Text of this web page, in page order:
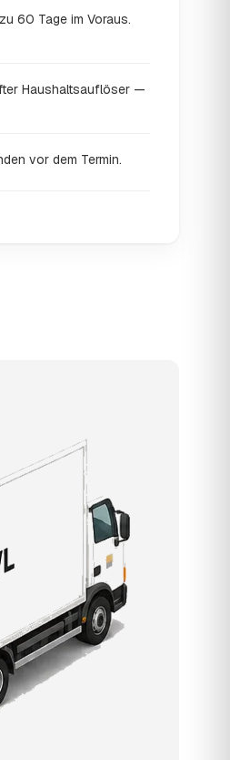
60 Tage im Voraus.
Haushaltsauflöser —
vor dem Termin.